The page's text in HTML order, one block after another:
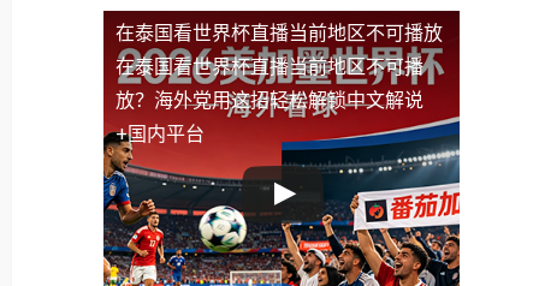
在泰国看世界杯直播当前地区不可播放
在泰国看世界杯直播当前地区不可播
放？海外党用这招轻松解锁中文解说
+国内平台